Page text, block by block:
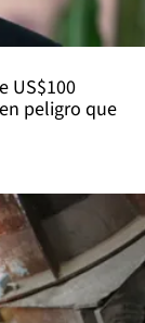
US$100
peligro que